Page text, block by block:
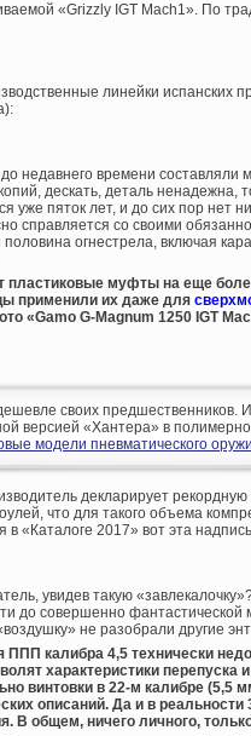
«Grizzly IGT Mach1». По
линейки испанских
недавнего времени
дескать, деталь ненадежна,
уже пяток лет, и до сих пор нет
справляется со своими
огнестрела, включая
пластиковые муфты на еще
применили их даже для
«Gamo G-Magnum 1250 IGT
своих предшественников.
версией «Хантера» в
модели пневматического
декларирует
что для такого объема
в «Каталоге 2017» вот эта
увидев такую
до совершенно
не разобрали другие
ППП калибра 4,5 технически
характеристики перепуска
винтовки в 22-м калибре (5,5
описаний. Да и в
В общем, ничего личного,